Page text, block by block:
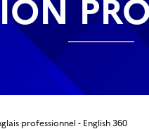
professionnel - English 360